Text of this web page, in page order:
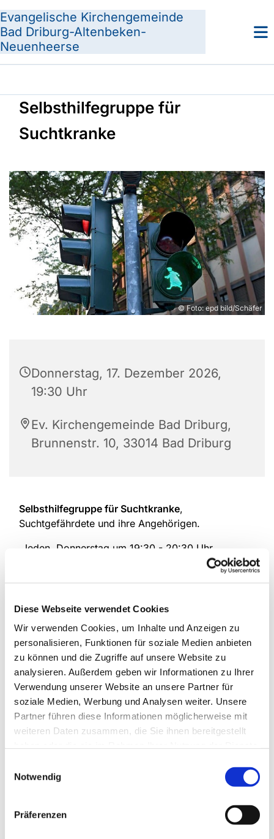
Diese Webseite verwendet Cookies
Wir verwenden Cookies, um Inhalte und Anzeigen zu
personalisieren, Funktionen für soziale Medien anbieten
zu können und die Zugriffe auf unsere Website zu
analysieren. Außerdem geben wir Informationen zu Ihrer
Verwendung unserer Website an unsere Partner für
soziale Medien, Werbung und Analysen weiter. Unsere
Partner führen diese Informationen möglicherweise mit
weiteren Daten zusammen, die Sie ihnen bereitgestellt
Notwendig
Präferenzen
Evangelische Kirchengemeinde
Bad Driburg-Altenbeken-
Neuenheerse
Selbsthilfegruppe für
Suchtkranke
© Foto: epd bild/Schäfer
Donnerstag, 17. Dezember 2026,
19:30 Uhr
Ev. Kirchengemeinde Bad Driburg,
Brunnenstr. 10, 33014 Bad Driburg
Selbsthilfegruppe für Suchtkranke,
Suchtgefährdete und ihre Angehörigen.
Jeden Donnerstag um 19:30 - 20:30 Uhr.
Die Gruppe wird von einer Fachkraft betreut.